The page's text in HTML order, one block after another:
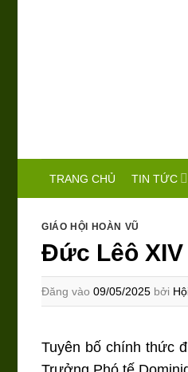
TRANG CHỦ TIN TỨC
GIÁO HỘI HOÀN VŨ
Đức Lêô XIV
Đăng vào 09/05/2025 bởi
Tuyên bố chính thức